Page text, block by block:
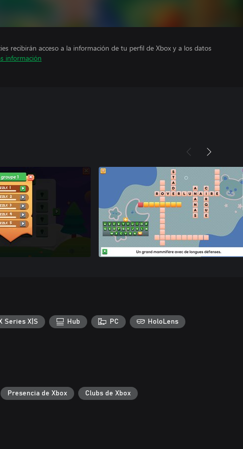
recibirán acceso a la información de tu perfil de Xbox y a los datos
información
Series X|S Hub PC HoloLens
Presencia de Xbox Clubs de Xbox